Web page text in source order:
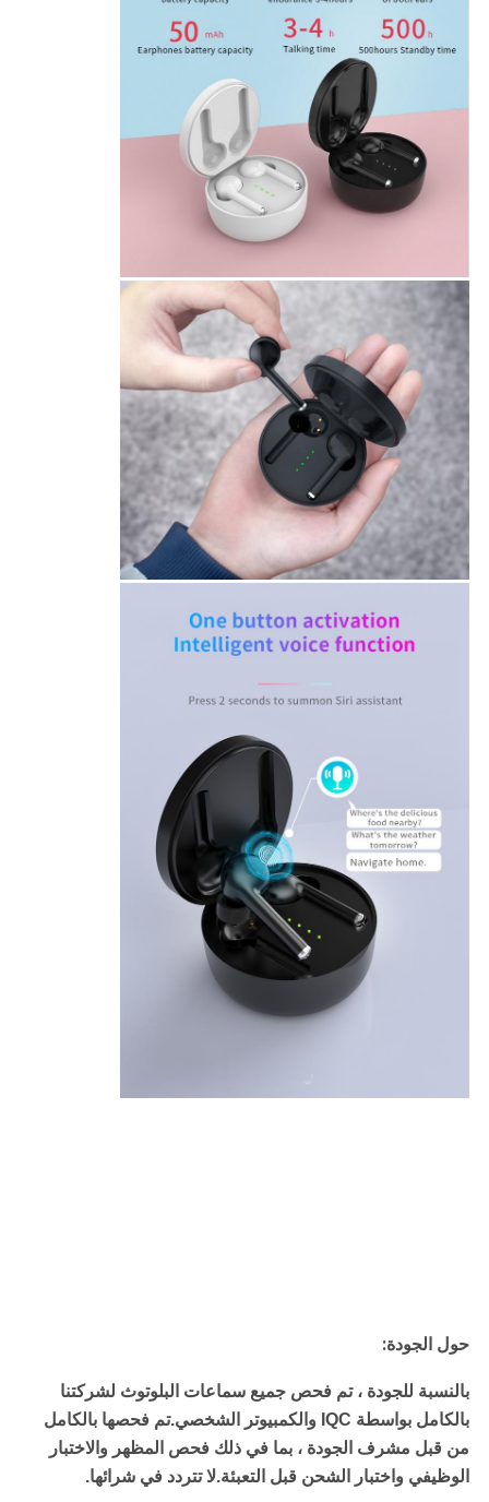
حول الجودة:
بالنسبة للجودة ، تم فحص جميع سماعات البلوتوث لشركتنا
بالكامل بواسطة IQC والكمبيوتر الشخصي.تم فحصها بالكامل
من قبل مشرف الجودة ، بما في ذلك فحص المظهر والاختبار
الوظيفي واختبار الشحن قبل التعبئة.لا تتردد في شرائها.